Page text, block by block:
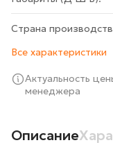
Страна
Все характеристики
Актуальность
менеджера
Описание